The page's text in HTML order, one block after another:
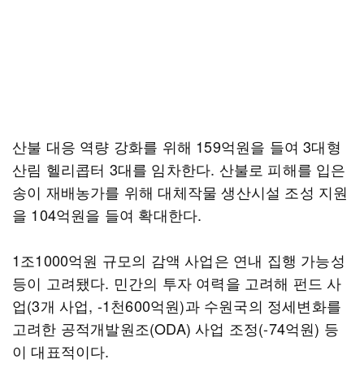
산불 대응 역량 강화를 위해 159억원을 들여 3대형
산림 헬리콥터 3대를 임차한다. 산불로 피해를 입은
송이 재배농가를 위해 대체작물 생산시설 조성 지원
을 104억원을 들여 확대한다.
1조1000억원 규모의 감액 사업은 연내 집행 가능성
등이 고려됐다. 민간의 투자 여력을 고려해 펀드 사
업(3개 사업, -1천600억원)과 수원국의 정세변화를
고려한 공적개발원조(ODA) 사업 조정(-74억원) 등
이 대표적이다.